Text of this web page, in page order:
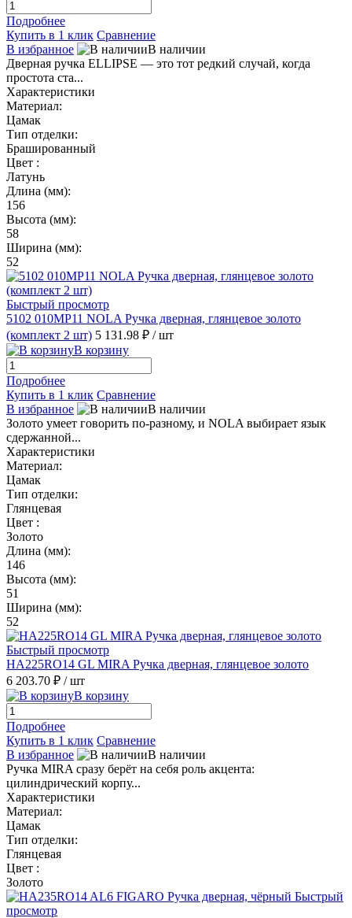
Подробнее
Купить в 1 клик Сравнение
В избранное
В наличии
Дверная ручка ELLIPSE — это тот редкий случай, когда
простота ста...
Характеристики
Материал:
Цамак
Тип отделки:
Брашированный
Цвет :
Латунь
Длина (мм):
156
Высота (мм):
58
Ширина (мм):
52
Быстрый просмотр
5102 010MP11 NOLA Ручка дверная, глянцевое золото
(комплект 2 шт) 5 131.98 ₽ / шт
В корзину
Подробнее
Купить в 1 клик Сравнение
В избранное
В наличии
Золото умеет говорить по-разному, и NOLA выбирает язык
сдержанной...
Характеристики
Материал:
Цамак
Тип отделки:
Глянцевая
Цвет :
Золото
Длина (мм):
146
Высота (мм):
51
Ширина (мм):
52
Быстрый просмотр
HA225RO14 GL MIRA Ручка дверная, глянцевое золото
6 203.70 ₽ / шт
В корзину
Подробнее
Купить в 1 клик Сравнение
В избранное
В наличии
Ручка MIRA сразу берёт на себя роль акцента:
цилиндрический корпу...
Характеристики
Материал:
Цамак
Тип отделки:
Глянцевая
Цвет :
Золото
Быстрый
просмотр